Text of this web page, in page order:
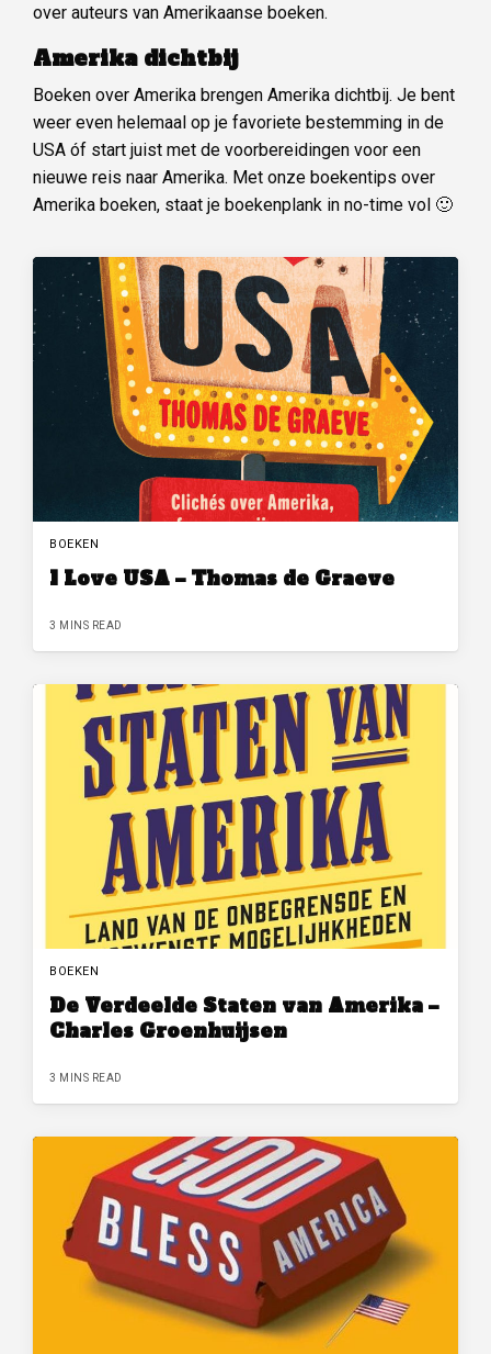
over auteurs van Amerikaanse boeken.
Amerika dichtbij
Boeken over Amerika brengen Amerika dichtbij. Je bent
weer even helemaal op je favoriete bestemming in de
USA óf start juist met de voorbereidingen voor een
nieuwe reis naar Amerika. Met onze boekentips over
Amerika boeken, staat je boekenplank in no-time vol 🙂
BOEKEN
I Love USA – Thomas de Graeve
3 MINS READ
BOEKEN
De Verdeelde Staten van Amerika –
Charles Groenhuijsen
3 MINS READ